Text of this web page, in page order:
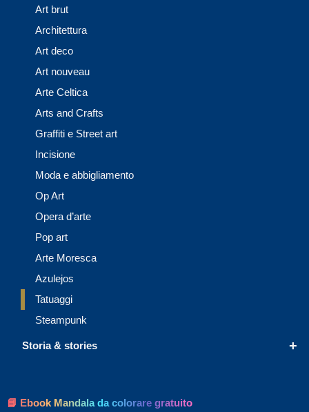
Art brut
Architettura
Art deco
Art nouveau
Arte Celtica
Arts and Crafts
Graffiti e Street art
Incisione
Moda e abbigliamento
Op Art
Opera d’arte
Pop art
Arte Moresca
Azulejos
Tatuaggi
Steampunk
+
Storia & stories
📘 Ebook Mandala da colorare gratuito